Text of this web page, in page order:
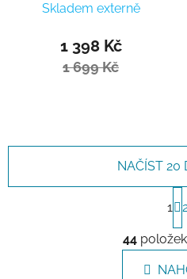
Skladem externě
1 398 Kč
1 699 Kč
NAČÍST 20
1
44